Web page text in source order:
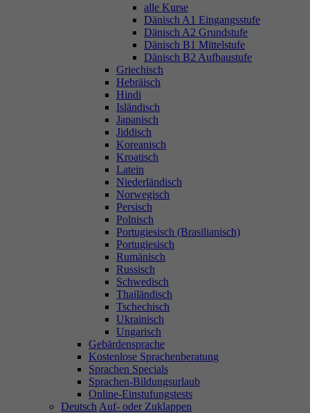
alle Kurse
Dänisch A1 Eingangsstufe
Dänisch A2 Grundstufe
Dänisch B1 Mittelstufe
Dänisch B2 Aufbaustufe
Griechisch
Hebräisch
Hindi
Isländisch
Japanisch
Jiddisch
Koreanisch
Kroatisch
Latein
Niederländisch
Norwegisch
Persisch
Polnisch
Portugiesisch (Brasilianisch)
Portugiesisch
Rumänisch
Russisch
Schwedisch
Thailändisch
Tschechisch
Ukrainisch
Ungarisch
Gebärdensprache
Kostenlose Sprachenberatung
Sprachen Specials
Sprachen-Bildungsurlaub
Online-Einstufungstests
Deutsch Auf- oder Zuklappen